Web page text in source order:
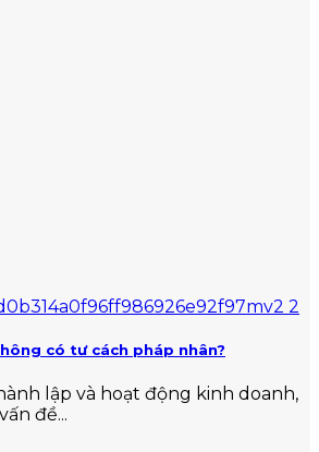
có tư cách pháp nhân?
lập và hoạt động kinh doanh,
đề...